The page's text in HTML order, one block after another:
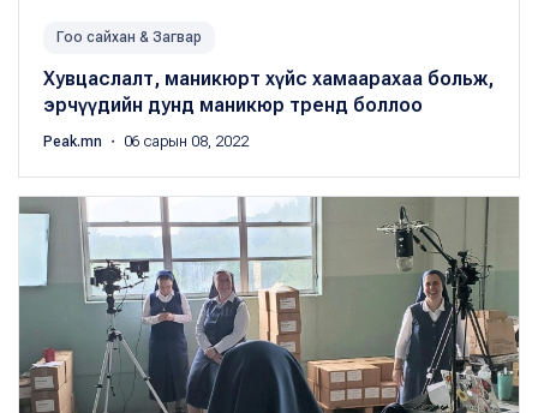
Гоо сайхан & Загвар
Хувцаслалт, маникюрт хүйс хамаарахаа больж,
эрчүүдийн дунд маникюр тренд боллоо
Peak.mn ・ 06 сарын 08, 2022